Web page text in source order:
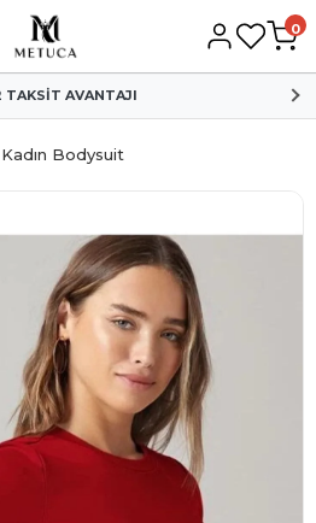
0
Kadın Bodysuit